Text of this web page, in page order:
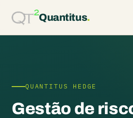
Quantitus.
QUANTITUS HEDGE
Gestão de